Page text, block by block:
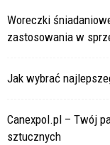
Woreczki
zastosowania w
Jak wybrać
Canexpol.pl – Twój
sztucznych